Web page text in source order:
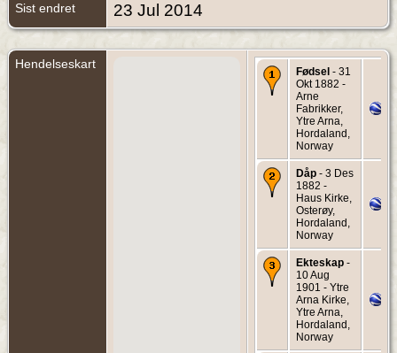
Sist endret 23 Jul 2014
Hendelseskart
Fødsel - 31
Okt 1882 -
Arne
Fabrikker,
Ytre Arna,
Hordaland,
Norway
Dåp - 3 Des
1882 -
Haus Kirke,
Osterøy,
Hordaland,
Norway
Ekteskap -
10 Aug
1901 - Ytre
Arna Kirke,
Ytre Arna,
Hordaland,
Norway